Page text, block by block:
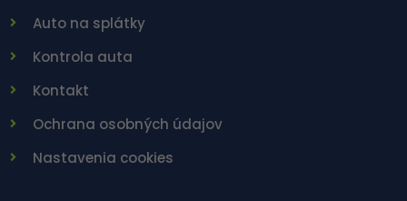
Auto na splátky
Kontrola auta
Kontakt
Ochrana osobných údajov
Nastavenia cookies